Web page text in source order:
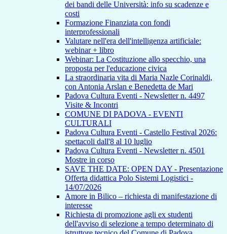
dei bandi delle Università: info su scadenze e
costi
Formazione Finanziata con fondi
interprofessionali
Valutare nell'era dell'intelligenza artificiale:
webinar + libro
Webinar: La Costituzione allo specchio, una
proposta per l'educazione civica
La straordinaria vita di Maria Nazle Corinaldi,
con Antonia Arslan e Benedetta de Mari
Padova Cultura Eventi - Newsletter n. 4497
Visite & Incontri
COMUNE DI PADOVA - EVENTI
CULTURALI
Padova Cultura Eventi - Castello Festival 2026:
spettacoli dall'8 al 10 luglio
Padova Cultura Eventi - Newsletter n. 4501
Mostre in corso
SAVE THE DATE: OPEN DAY - Presentazione
Offerta didattica Polo Sistemi Logistici -
14/07/2026
Amore in Bilico – richiesta di manifestazione di
interesse
Richiesta di promozione agli ex studenti
dell'avviso di selezione a tempo determinato di